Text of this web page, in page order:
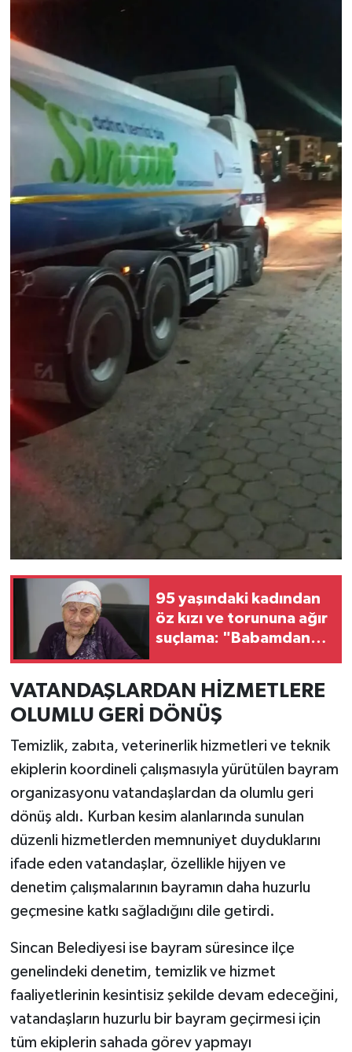
95 yaşındaki kadından
öz kızı ve torununa ağır
suçlama: "Babamdan
arsamı kandırarak
sattılar"
VATANDAŞLARDAN HİZMETLERE
OLUMLU GERİ DÖNÜŞ
Temizlik, zabıta, veterinerlik hizmetleri ve teknik
ekiplerin koordineli çalışmasıyla yürütülen bayram
organizasyonu vatandaşlardan da olumlu geri
dönüş aldı. Kurban kesim alanlarında sunulan
düzenli hizmetlerden memnuniyet duyduklarını
ifade eden vatandaşlar, özellikle hijyen ve
denetim çalışmalarının bayramın daha huzurlu
geçmesine katkı sağladığını dile getirdi.
Sincan Belediyesi ise bayram süresince ilçe
genelindeki denetim, temizlik ve hizmet
faaliyetlerinin kesintisiz şekilde devam edeceğini,
vatandaşların huzurlu bir bayram geçirmesi için
tüm ekiplerin sahada görev yapmayı